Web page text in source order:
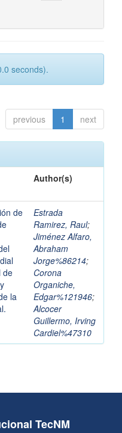
seconds).
previous 1 next
Author(s)
de
de
la
Estrada
Ramirez, Raul;
Jiménez Alfaro,
Abraham
Jorge%86214;
Corona
Organiche,
Edgar%121946;
Alcocer
Guillermo, Irving
Cardiel%47310
TecNM